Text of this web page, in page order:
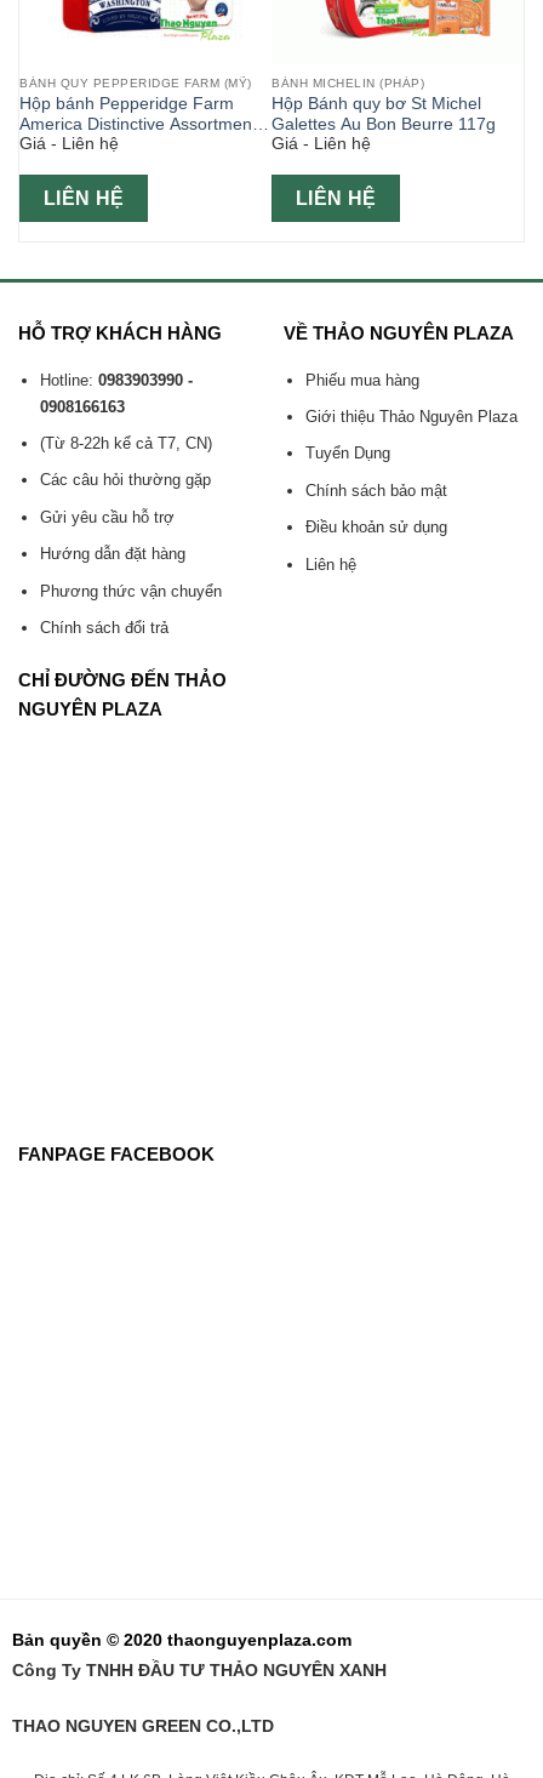
BÁNH QUY PEPPERIDGE FARM (MỸ)
Hộp bánh Pepperidge Farm
America Distinctive Assortment
376g ( Bánh Mỹ )
Giá - Liên hệ
LIÊN HỆ
BÁNH MICHELIN (PHÁP)
Hộp Bánh quy bơ St Michel
Galettes Au Bon Beurre 117g
Giá - Liên hệ
LIÊN HỆ
HỖ TRỢ KHÁCH HÀNG
Hotline: 0983903990 -
0908166163
(Từ 8-22h kể cả T7, CN)
Các câu hỏi thường gặp
Gửi yêu cầu hỗ trợ
Hướng dẫn đặt hàng
Phương thức vận chuyển
Chính sách đổi trả
VỀ THẢO NGUYÊN PLAZA
Phiếu mua hàng
Giới thiệu Thảo Nguyên Plaza
Tuyển Dụng
Chính sách bảo mật
Điều khoản sử dụng
Liên hệ
CHỈ ĐƯỜNG ĐẾN THẢO
NGUYÊN PLAZA
FANPAGE FACEBOOK
Bản quyền © 2020 thaonguyenplaza.com
Công Ty TNHH ĐẦU TƯ THẢO NGUYÊN XANH
THAO NGUYEN GREEN CO.,LTD